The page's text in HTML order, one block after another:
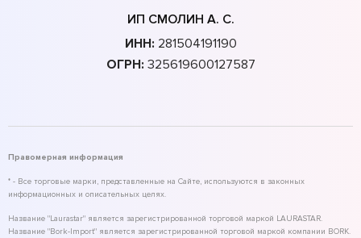
ИП СМОЛИН А. С.
ИНН: 281504191190
ОГРН: 325619600127587
Правомерная информация
* - Все торговые марки, представленные на Сайте, используются в законных
информационных и описательных целях.
Название "Laurastar" является зарегистрированной торговой маркой LAURASTAR.
Название "Bork-Import" является зарегистрированной торговой маркой компании BORK.